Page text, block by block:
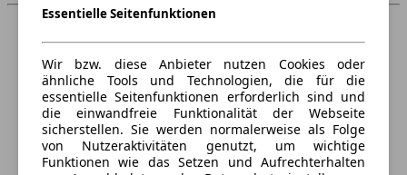
Essentielle Seitenfunktionen
Wir bzw. diese Anbieter nutzen Cookies oder
ähnliche Tools und Technologien, die für die
essentielle Seitenfunktionen erforderlich sind und
die einwandfreie Funktionalität der Webseite
sicherstellen. Sie werden normalerweise als Folge
von Nutzeraktivitäten genutzt, um wichtige
Funktionen wie das Setzen und Aufrechterhalten